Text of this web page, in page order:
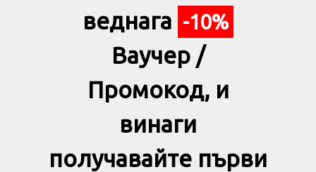
веднага -10%
Ваучер /
Промокод, и
винаги
получавайте първи